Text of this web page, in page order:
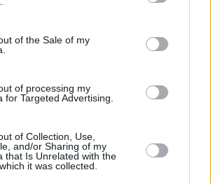
to Google and its third-party tags to
specified purposes in below Google
of the Sale of my
of processing my
for Targeted Advertising.
of Collection, Use,
and/or Sharing of my
that Is Unrelated with the
it was collected.
Του τα επέστρεψε στο
σ' αρέσει αυτό...», δείτε βίντεο
αλλά οι φωτιές... δεν τον
ωράριο γραφείου